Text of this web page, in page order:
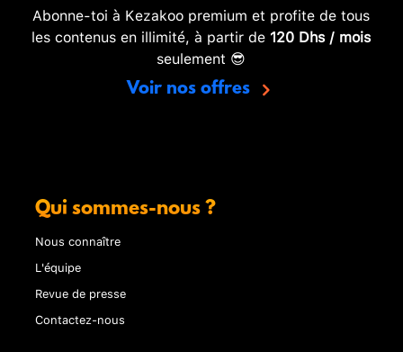
Abonne-toi à Kezakoo premium et profite de tous
les contenus en illimité, à partir de 120 Dhs / mois
seulement 😎
Voir nos offres
Qui sommes-nous ?
Nous connaître
L'équipe
Revue de presse
Contactez-nous